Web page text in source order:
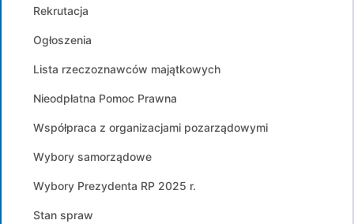
Rekrutacja
Ogłoszenia
Lista rzeczoznawców majątkowych
Nieodpłatna Pomoc Prawna
Współpraca z organizacjami pozarządowymi
Wybory samorządowe
Wybory Prezydenta RP 2025 r.
Stan spraw